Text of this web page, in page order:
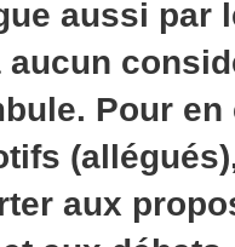
aussi par
aucun
Pour
aux